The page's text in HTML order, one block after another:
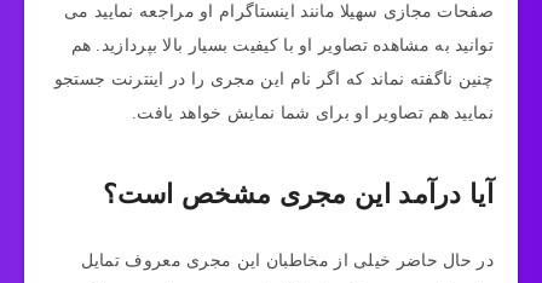
صفحات مجازی سهیلا مانند اینستاگرام او مراجعه نمایید می
توانید به مشاهده تصاویر او با کیفیت بسیار بالا بپردازید. هم
چنین ناگفته نماند که اگر نام این مجری را در اینترنت جستجو
نمایید هم تصاویر او برای شما نمایش خواهد یافت.
آیا درآمد این مجری مشخص است؟
در حال حاضر خیلی از مخاطبان این مجری معروف تمایل